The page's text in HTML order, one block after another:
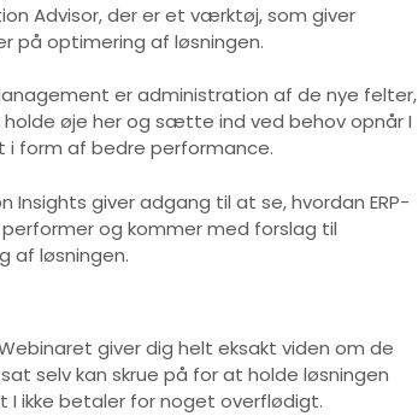
Advisor, der er et værktøj, som giver
på optimering af løsningen.
er administration af de nye felter,
øje her og sætte ind ved behov opnår I
i form af bedre performance.
Insights giver adgang til at se, hvordan ERP-
og kommer med forslag til
af løsningen.
giver dig helt eksakt viden om de
selv kan skrue på for at holde løsningen
I ikke betaler for noget overflødigt.